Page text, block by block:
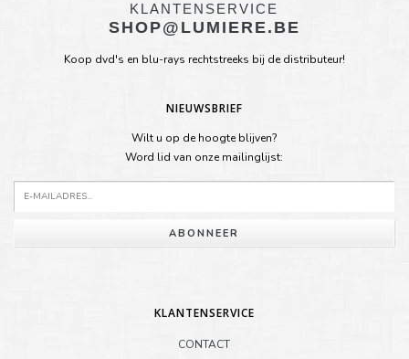
KLANTENSERVICE
SHOP@LUMIERE.BE
Koop dvd's en blu-rays rechtstreeks bij de distributeur!
NIEUWSBRIEF
Wilt u op de hoogte blijven?
Word lid van onze mailinglijst:
ABONNEER
KLANTENSERVICE
CONTACT